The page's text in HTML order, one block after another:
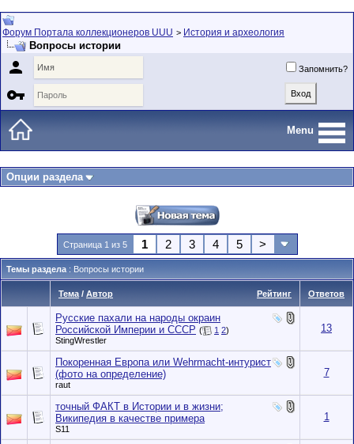
Форум Портала коллекционеров UUU > История и археология
Вопросы истории
 Запомнить?

Menu
Опции раздела
Страница 1 из 5 1 2 3 4 5 >
Темы раздела : Вопросы истории
Рейтинг
Тема / Автор Ответов
Русские пахали на народы окраин
Российской Империи и СССР ( 1 2)
StingWrestler
13
Покоренная Европа или Wehrmacht-интурист
(фото на определение)
raut
7
точный ФАКТ в Истории и в жизни;
Википедия в качестве примера
S11
1